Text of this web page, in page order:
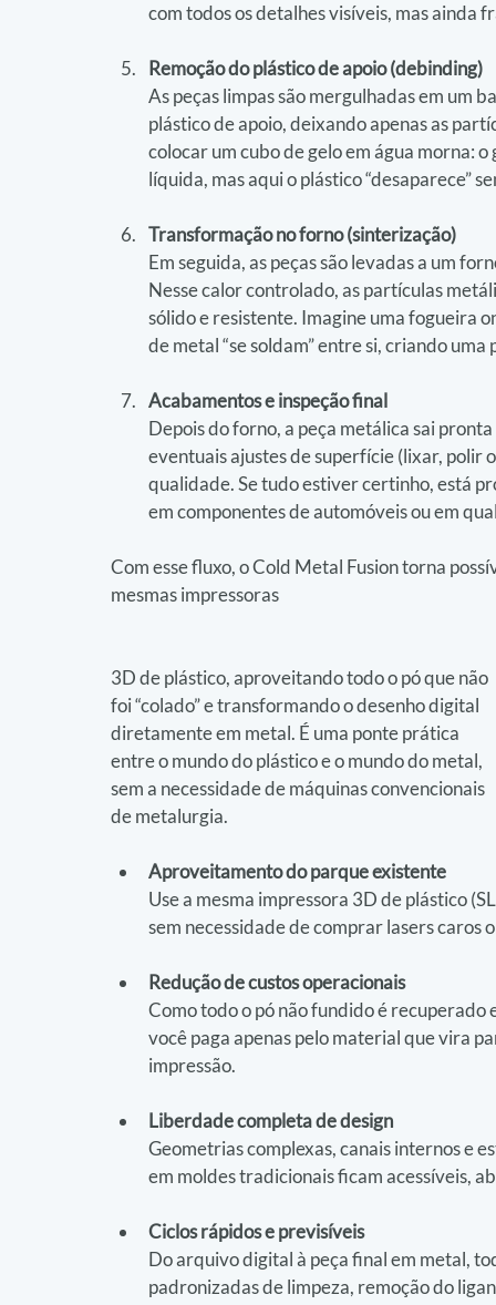
com todos os detalhes visíveis, mas ainda
Remoção do plástico de apoio (debinding)
As peças limpas são mergulhadas em um
plástico de apoio, deixando apenas as
colocar um cubo de gelo em água morna:
líquida, mas aqui o plástico “desaparece”
Transformação no forno (sinterização)
Em seguida, as peças são levadas a um
Nesse calor controlado, as partículas
sólido e resistente. Imagine uma fogueira
de metal “se soldam” entre si, criando uma
Acabamentos e inspeção final
Depois do forno, a peça metálica sai
eventuais ajustes de superfície (lixar, polir
qualidade. Se tudo estiver certinho, está
em componentes de automóveis ou em
Com esse fluxo, o Cold Metal Fusion torna
mesmas impressoras
3D de plástico, aproveitando todo o pó que não
foi “colado” e transformando o desenho digital
diretamente em metal. É uma ponte prática
entre o mundo do plástico e o mundo do metal,
sem a necessidade de máquinas convencionais
de metalurgia.
Aproveitamento do parque existente
Use a mesma impressora 3D de plástico
sem necessidade de comprar lasers caros
Redução de custos operacionais
Como todo o pó não fundido é
você paga apenas pelo material que vira
impressão.
Liberdade completa de design
Geometrias complexas, canais internos e
em moldes tradicionais ficam acessíveis,
Ciclos rápidos e previsíveis
Do arquivo digital à peça final em metal,
padronizadas de limpeza, remoção do